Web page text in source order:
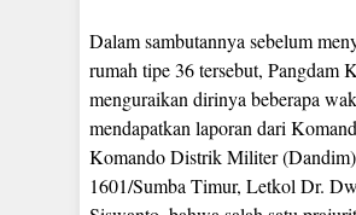
Dalam sambutannya sebelum
rumah tipe 36 tersebut, Pangdam
menguraikan dirinya beberapa
mendapatkan laporan dari
Komando Distrik Militer (Dandim)
1601/Sumba Timur, Letkol Dr.